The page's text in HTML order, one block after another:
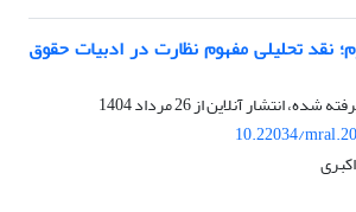
نقد تحلیلی مفهوم نظارت در ادبیات حقوق
شده، انتشار آنلاین از26 مرداد 1404
10.22034/